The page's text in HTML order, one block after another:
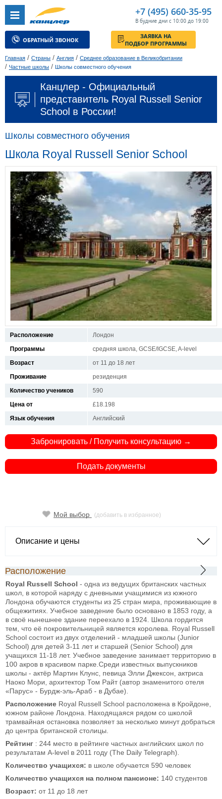
+7 (495) 660-35-95
В будние дни с 10:00 до 19:00
ОБРАТНЫЙ ЗВОНОК
ЗАЯВКА НА
ПОДБОР ПРОГРАММЫ
Главная / Страны / Англия / Среднее образование в Великобритании
/ Частные школы / Школы совместного обучения
Канцлер - Официальный
представитель Royal Russell Senior
School в России!
Школы совместного обучения
Школа Royal Russell Senior School
Расположение
Лондон
Программы
средняя школа, GCSE/IGCSE, A-level
Возраст
от 11 до 18 лет
Проживание
резиденция
Количество учеников
590
Цена от
£18.198
Язык обучения
Английский
Забронировать / Получить консультацию →
Подать документы
Мой выбор (добавить в избранное)
Описание и цены
Расположение
Royal Russell School - одна из ведущих британских частных
школ, в которой наряду с дневными учащимися из южного
Лондона обучаются студенты из 25 стран мира, проживающие в
общежитиях. Учебное заведение было основано в 1853 году, а
в своё нынешнее здание переехало в 1924. Школа гордится
тем, что её покровительницей является королева. Royal Russell
School состоит из двух отделений - младшей школы (Junior
School) для детей 3-11 лет и старшей (Senior School) для
учащихся 11-18 лет. Учебное заведение занимает территорию в
100 акров в красивом парке.Среди известных выпускников
школы - актёр Мартин Клунс, певица Элли Джексон, актриса
Наоко Мори, архитектор Том Райт (автор знаменитого отеля
«Парус» - Бурдж-эль-Араб - в Дубае).
Расположение Royal Russell School расположена в Кройдоне,
южном районе Лондона. Находящаяся рядом со школой
трамвайная остановка позволяет за несколько минут добраться
до центра британской столицы.
Рейтинг : 244 место в рейтинге частных английских школ по
результатам A-level в 2011 году (The Daily Telegraph).
Количество учащихся: в школе обучается 590 человек
Количество учащихся на полном пансионе: 140 студентов
Возраст: от 11 до 18 лет